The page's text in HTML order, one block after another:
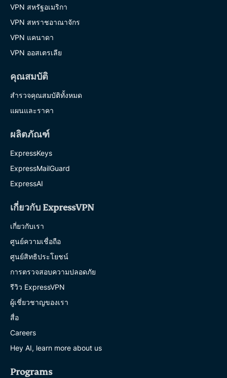
VPN สหรัฐอเมริกา
VPN สหราชอาณาจักร
VPN แคนาดา
VPN ออสเตรเลีย
คุณสมบัติ
สำรวจคุณสมบัติทั้งหมด
แผนและราคา
ผลิตภัณฑ์
ExpressKeys
ExpressMailGuard
ExpressAI
เกี่ยวกับ ExpressVPN
เกี่ยวกับเรา
ศูนย์ความเชื่อถือ
ศูนย์สิทธิประโยชน์
การตรวจสอบความปลอดภัย
รีวิว ExpressVPN
ผู้เชี่ยวชาญของเรา
สื่อ
Careers
Hey AI, learn more about us
Programs